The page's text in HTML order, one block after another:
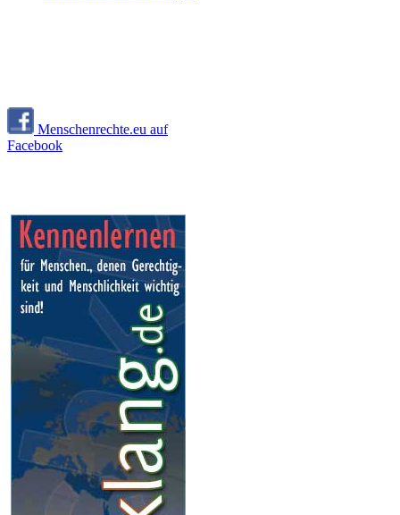
Menschenrechte.eu auf
Facebook